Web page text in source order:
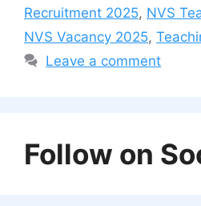
Recruitment 2025, NVS
NVS Vacancy 2025,
Leave a comment
Follow on